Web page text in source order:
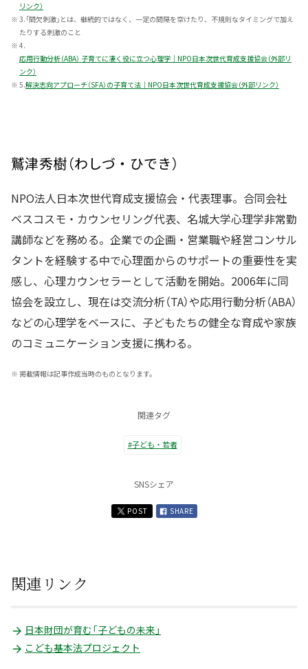
リンク）
※ 3.「間欠刺激」とは、継続的ではなく、一定の間隔を空けたり、不規則なタイミングで加え
たりする刺激のこと
※ 4.
応用行動分析（ABA） 子育てに凄く役に立つ心理学｜NPO日本次世代育成支援協会（外部リ
ンク）
※ 5.解決志向アプローチ（SFA）の子育て法｜NPO日本次世代育成支援協会（外部リンク）
鷲津秀樹（わしづ・ひでき）
NPO法人日本次世代育成支援協会・代表理事。合同会社
ベスコスモ・カウンセリング代表、名城大学心理学非常勤
講師などを務める。企業での企画・営業職や経営コンサル
タントを経験する中で心理面からのサポートの重要性を実
感し、心理カウンセラーとして活動を開始。2006年に同
協会を設立し、現在は交流分析（TA）や応用行動分析（ABA）
などの心理学をベースに、子どもたちの健全な育成や家族
のコミュニケーション支援に携わる。
※ 掲載情報は記事作成当時のものとなります。
関連タグ
#子ども・若者
SNSシェア
POST SHARE
関連リンク
日本財団が育む「子どもの未来」
こども基本法プロジェクト